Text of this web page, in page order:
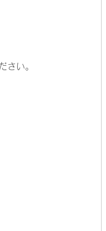
い。